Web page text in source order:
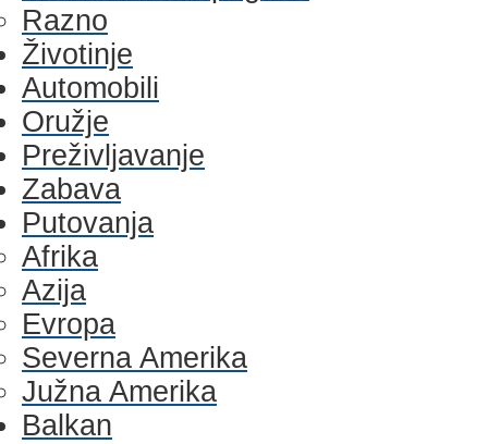
Razno
Životinje
Automobili
Oružje
Preživljavanje
Zabava
Putovanja
Afrika
Azija
Evropa
Severna Amerika
Južna Amerika
Balkan